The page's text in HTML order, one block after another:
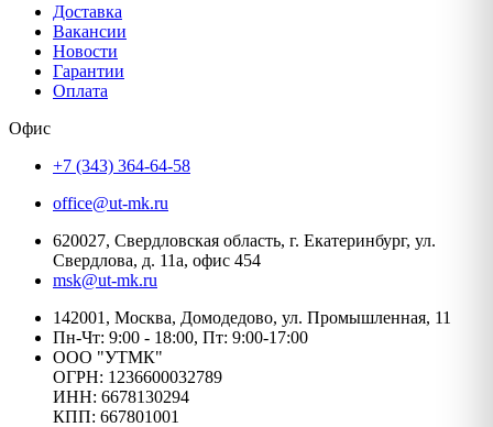
Доставка
Вакансии
Новости
Гарантии
Оплата
Офис
+7 (343) 364-64-58
office@ut-mk.ru
620027, Свердловская область, г. Екатеринбург, ул.
Свердлова, д. 11а, офис 454
msk@ut-mk.ru
142001, Москва, Домодедово, ул. Промышленная, 11
Пн-Чт: 9:00 - 18:00, Пт: 9:00-17:00
ООО "УТМК"
ОГРН: 1236600032789
ИНН: 6678130294
КПП: 667801001